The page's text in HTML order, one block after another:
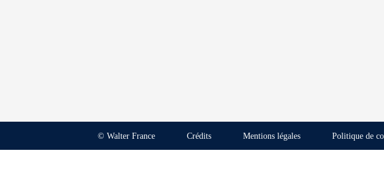
© Walter France Crédits Mentions légales Politique de